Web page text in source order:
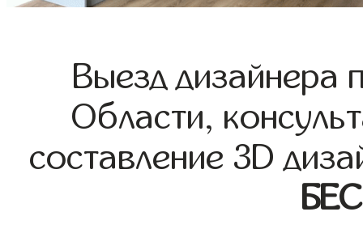
Выезд дизайнера
Области,
составление 3D